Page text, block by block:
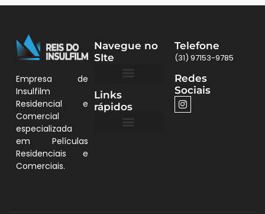
Empresa de
Insulfilm
Residencial e
Comercial
especializada
em Películas
Residenciais e
Comerciais.
Navegue no
SIte
Links
rápidos
Telefone
(31) 97153-9785
Redes
Sociais